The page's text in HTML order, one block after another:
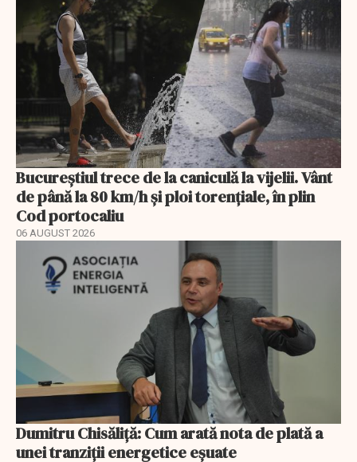
Bucureștiul trece de la caniculă la vijelii. Vânt
de până la 80 km/h și ploi torențiale, în plin
Cod portocaliu
06 AUGUST 2026
Dumitru Chisăliță: Cum arată nota de plată a
unei tranziții energetice eșuate